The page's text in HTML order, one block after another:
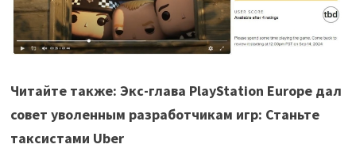
Читайте также: Экс-глава PlayStation Europe дал
совет уволенным разработчикам игр: Станьте
таксистами Uber